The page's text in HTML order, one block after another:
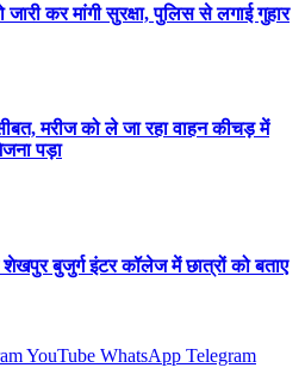
जारी कर मांगी सुरक्षा, पुलिस से लगाई गुहार
मरीज को ले जा रहा वाहन कीचड़ में
पड़ा
बुजुर्ग इंटर कॉलेज में छात्रों को बताए
YouTube WhatsApp Telegram